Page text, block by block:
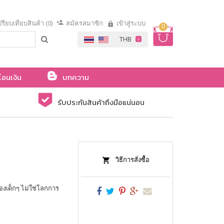
0
รียบเทียบสินค้า (0) สมัครสมาชิก เข้าสู่ระบบ
นเงิน
บทความ
รับประกันสินค้าถึงมือแน่นอน
เด็กๆ ไม่ใช่โลกการ
วิธีการสั่งซื้อ